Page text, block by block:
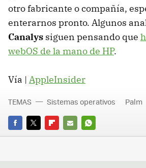
otro fabricante o compañía,
enterarnos pronto. Algunos
Canalys siguen pensando que
webOS de la mano de HP.
Vía | AppleInsider
FACEBOOK
TWITTERFLIPBOARD
E-
WHATSAPP
TEMAS Sistemas operativos Palm